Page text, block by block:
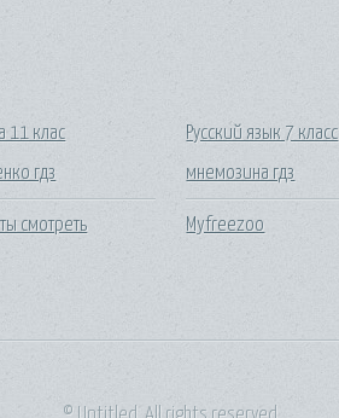
11 клас
гдз
смотреть
Русский язык 7 класс
мнемозина гдз
Myfreezoo